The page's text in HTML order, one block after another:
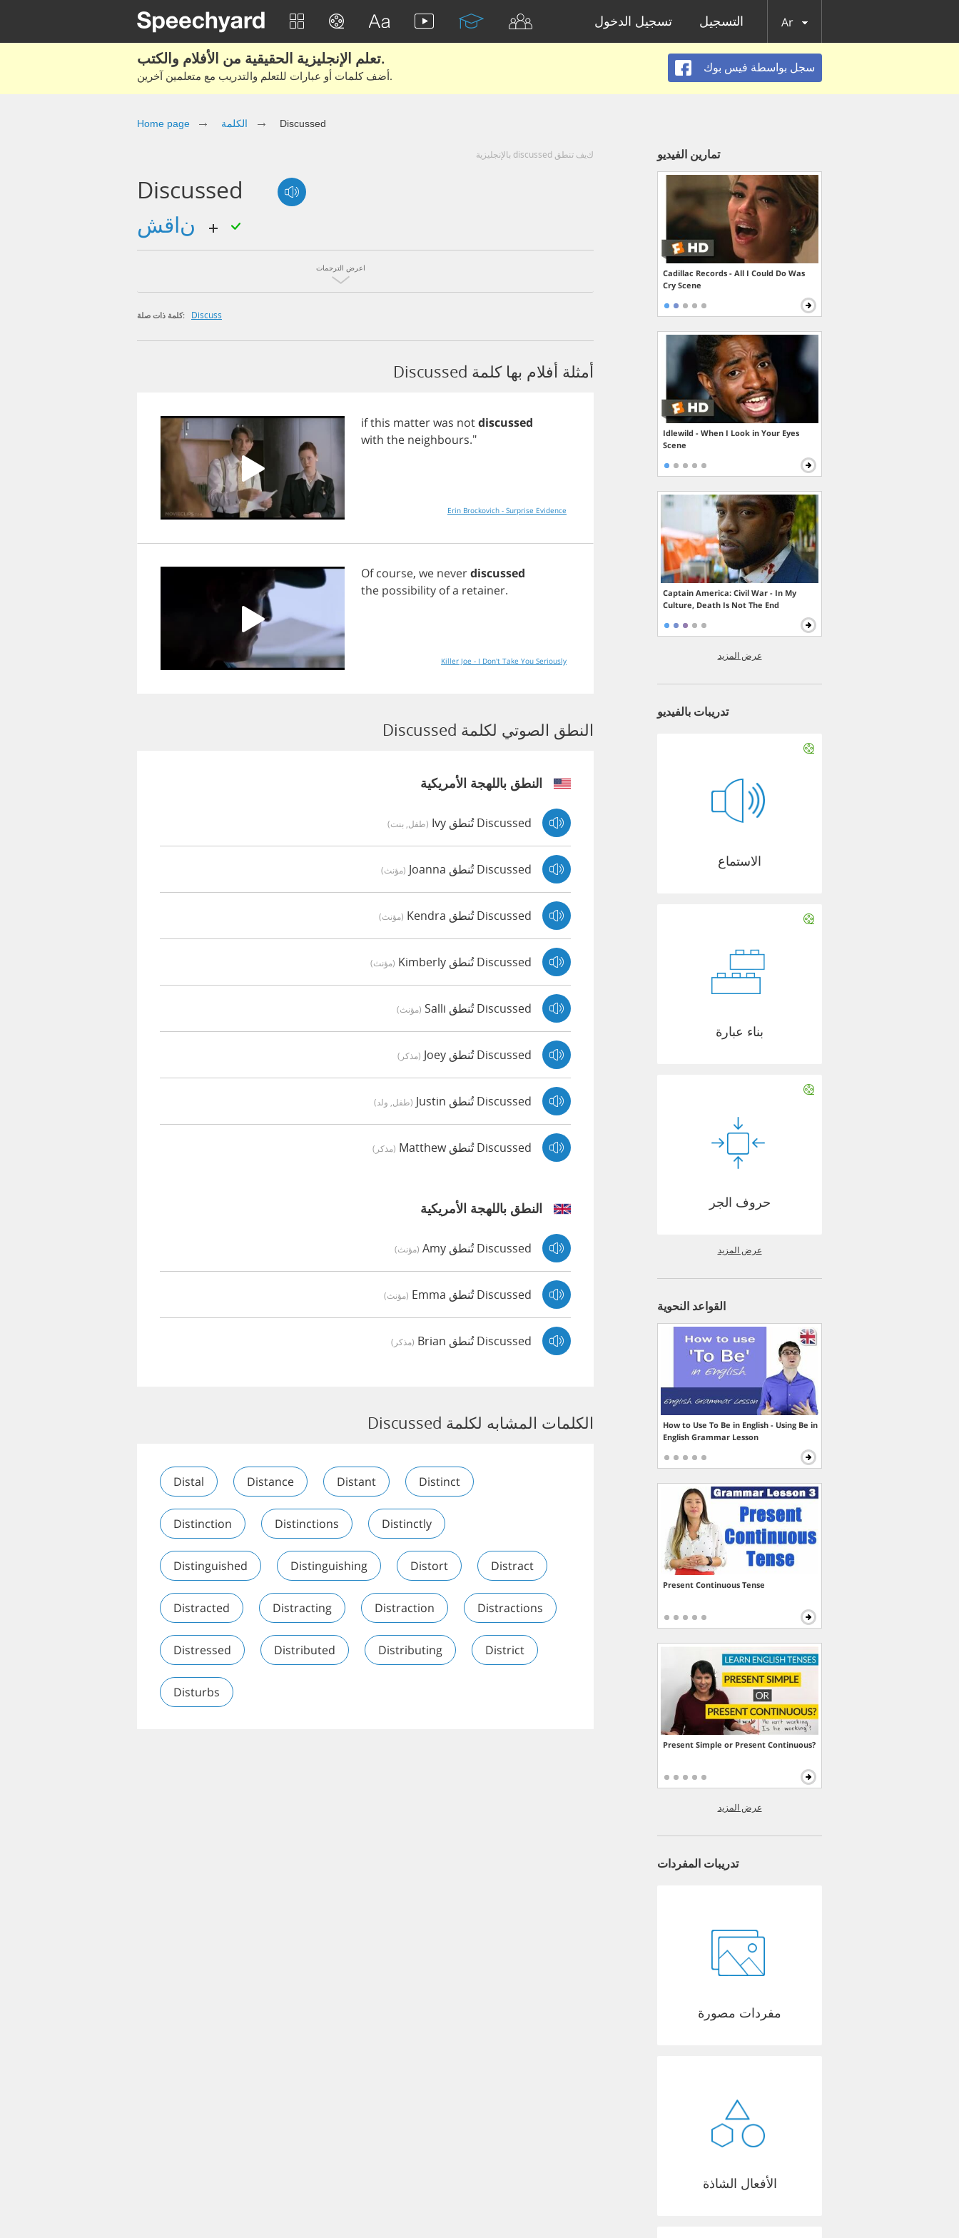
تسجيل الدخول التسجيل Ar
تعلم الإنجليزية الحقيقية من الأفلام والكتب.
أضف كلمات أو عبارات للتعلم والتدريب مع متعلمين آخرين.
سجل بواسطة فيس بوك
Home page الكلمة Discussed
كيف تنطق discussed بالإنجليزية
Discussed
اعرض الترجمات
كلمة ذات صلة: Discuss
أمثلة أفلام بها كلمة Discussed
ifthis matterwas notdiscussed
with the neighbours."
Erin Brockovich - Surprise Evidence
Of course, we neverdiscussed
the possibility ofa retainer.
Killer Joe - I Don't Take You Seriously
النطق الصوتي لكلمة Discussed
النطق باللهجة الأمريكية
Discussed تُنطق Ivy (طفل, بنت)
Discussed تُنطق Joanna (مؤنث)
Discussed تُنطق Kendra (مؤنث)
Discussed تُنطق Kimberly (مؤنث)
Discussed تُنطق Salli (مؤنث)
Discussed تُنطق Joey (مذكر)
Discussed تُنطق Justin (طفل, ولد)
Discussed تُنطق Matthew (مذكر)
النطق باللهجة الأمريكية
Discussed تُنطق Amy (مؤنث)
Discussed تُنطق Emma (مؤنث)
Discussed تُنطق Brian (مذكر)
الكلمات المشابه لكلمة Discussed
Distal Distance Distant Distinct
Distinction Distinctions Distinctly
Distinguished Distinguishing Distort Distract
Distracted Distracting Distraction Distractions
Distressed Distributed Distributing District
Disturbs
تمارين الفيديو
Cadillac Records - All I Could Do Was
Cry Scene
Idlewild - When I Look in Your Eyes
Scene
Captain America: Civil War - In My
Culture, Death Is Not The End
عرض المزيد
تدريبات بالفيديو
الاستماع
بناء عبارة
حروف الجر
عرض المزيد
القواعد النحوية
How to Use To Be in English - Using Be in
English Grammar Lesson
Present Continuous Tense
Present Simple or Present Continuous?
عرض المزيد
تدريبات المفردات
مفردات مصورة
الأفعال الشاذة